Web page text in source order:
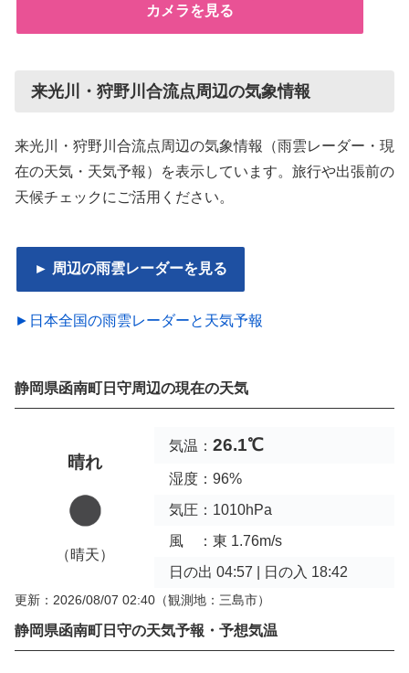
カメラを見る
来光川・狩野川合流点周辺の気象情報
来光川・狩野川合流点周辺の気象情報（雨雲レーダー・現
在の天気・天気予報）を表示しています。旅行や出張前の
天候チェックにご活用ください。
► 周辺の雨雲レーダーを見る
►日本全国の雨雲レーダーと天気予報
静岡県函南町日守周辺の現在の天気
晴れ
（晴天）
気温： 26.1℃
湿度：96%
気圧：1010hPa
風 ：東 1.76m/s
日の出 04:57 | 日の入 18:42
更新：2026/08/07 02:40 （観測地：三島市）
静岡県函南町日守の天気予報・予想気温